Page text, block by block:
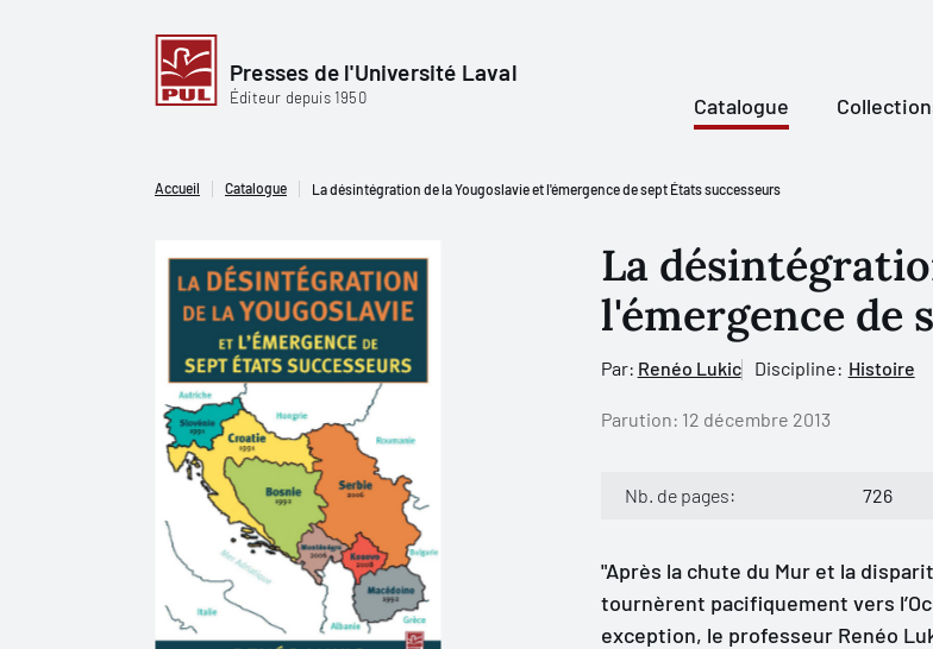
Presses de l'Université Laval
Éditeur depuis 1950 Catalogue
Accueil Catalogue La désintégration de la Yougoslavie et l'émergence de sept États successeurs
La
l'émergence de
Par: Renéo Lukic Discipline: Histoire
Parution: 12 décembre 2013
Nb. de pages: 726
"Après la chute du Mur et la
tournèrent pacifiquement vers
exception, le professeur Renéo